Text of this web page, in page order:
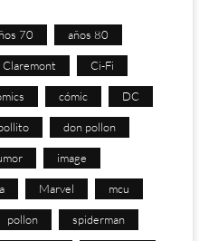
70 años 80
Ci-Fi
cómic DC
don pollon
image
Marvel mcu
pollon spiderman